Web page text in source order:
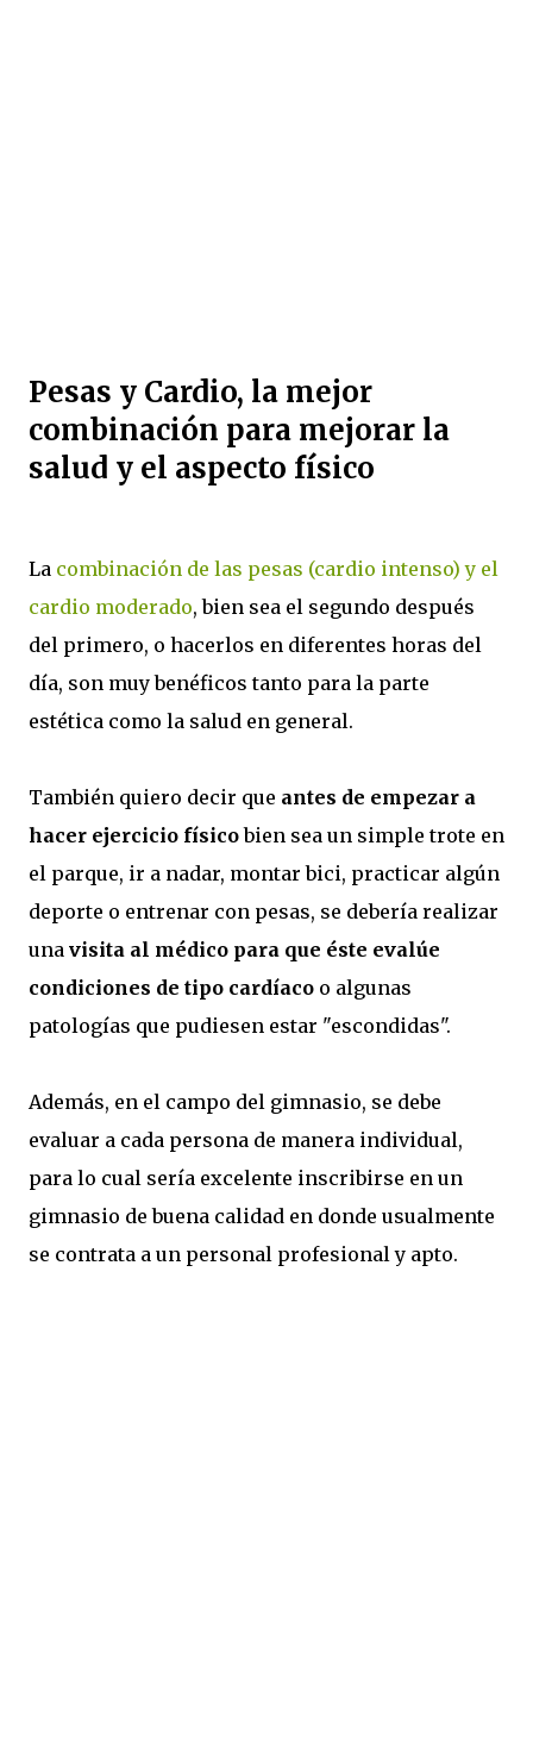
Pesas y Cardio, la mejor
combinación para mejorar la
salud y el aspecto físico
La combinación de las pesas (cardio intenso) y el
cardio moderado, bien sea el segundo después
del primero, o hacerlos en diferentes horas del
día, son muy benéficos tanto para la parte
estética como la salud en general.
También quiero decir que antes de empezar a
hacer ejercicio físicobien sea un simple trote en
el parque, ir a nadar, montar bici, practicar algún
deporte o entrenar con pesas, se debería realizar
una visita al médico para que éste evalúe
condiciones de tipo cardíaco o algunas
patologías que pudiesen estar "escondidas".
Además, en el campo del gimnasio, se debe
evaluar a cada persona de manera individual,
para lo cual sería excelente inscribirse en un
gimnasio de buena calidad en donde usualmente
se contrata a un personal profesional y apto.